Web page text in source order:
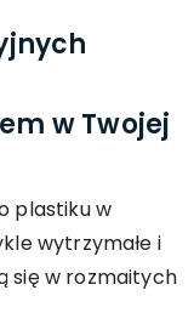
w Twojej
plastiku w
wytrzymałe i
się w rozmaitych